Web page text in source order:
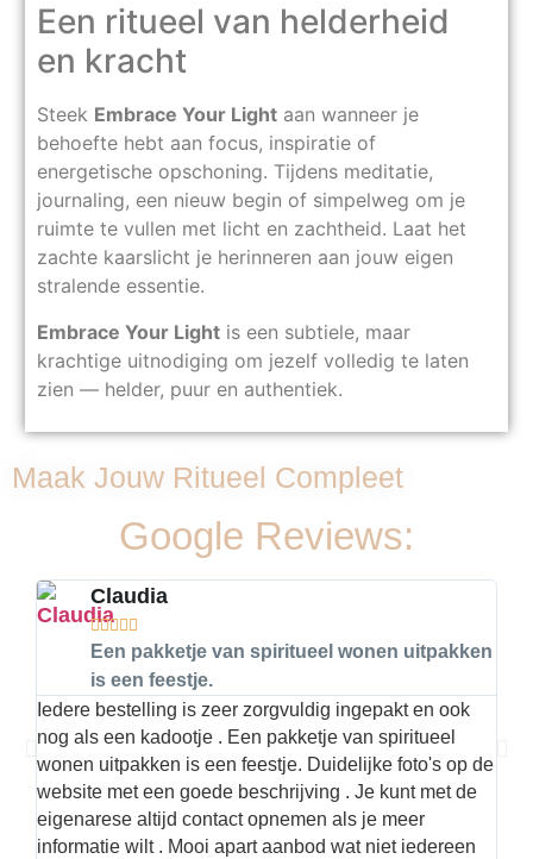
Een ritueel van helderheid
en kracht
Steek Embrace Your Light aan wanneer je
behoefte hebt aan focus, inspiratie of
energetische opschoning. Tijdens meditatie,
journaling, een nieuw begin of simpelweg om je
ruimte te vullen met licht en zachtheid. Laat het
zachte kaarslicht je herinneren aan jouw eigen
stralende essentie.
Embrace Your Light is een subtiele, maar
krachtige uitnodiging om jezelf volledig te laten
zien — helder, puur en authentiek.
Maak Jouw Ritueel Compleet
Google Reviews:
Claudia
  
Een pakketje van spiritueel wonen uitpakken
is een feestje.
Iedere bestelling is zeer zorgvuldig ingepakt en ook
nog als een kadootje . Een pakketje van spiritueel
wonen uitpakken is een feestje. Duidelijke foto's op de
website met een goede beschrijving . Je kunt met de
eigenarese altijd contact opnemen als je meer
informatie wilt . Mooi apart aanbod wat niet iedereen